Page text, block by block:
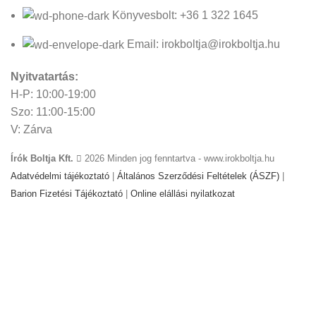
Könyvesbolt: +36 1 322 1645
Email: irokboltja@irokboltja.hu
Nyitvatartás:
H-P: 10:00-19:00
Szo: 11:00-15:00
V: Zárva
Írók Boltja Kft.
2026 Minden jog fenntartva - www.irokboltja.hu
Adatvédelmi tájékoztató
Általános Szerződési Feltételek (ÁSZF)
Barion Fizetési Tájékoztató
Online elállási nyilatkozat